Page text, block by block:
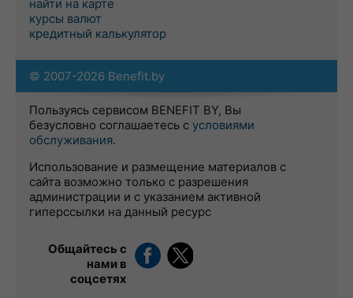
найти на карте
курсы валют
кредитный калькулятор
© 2007-2026 Benefit.by
Пользуясь сервисом BENEFIT BY, Вы
безусловно соглашаетесь с условиями
обслуживания.
Использование и размещение материалов с
сайта возможно только с разрешения
администрации и с указанием активной
гиперссылки на данный ресурс
Общайтесь с
нами в
соцсетях